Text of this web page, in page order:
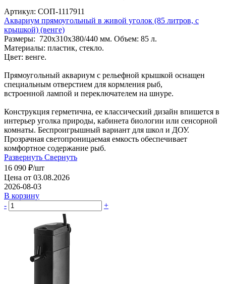
Артикул: СОП-1117911
Аквариум прямоугольный в живой уголок (85 литров, с
крышкой) (венге)
Размеры: 720х310х380/440 мм. Объем: 85 л.
Материалы: пластик, стекло.
Цвет: венге.
Прямоугольный аквариум с рельефной крышкой оснащен
специальным отверстием для кормления рыб,
встроенной лампой и переключателем на шнуре.
Конструкция герметична, ее классический дизайн впишется в
интерьер уголка природы, кабинета биологии или сенсорной
комнаты. Беспроигрышный вариант для школ и ДОУ.
Прозрачная светопроницаемая емкость обеспечивает
комфортное содержание рыб.
Развернуть Свернуть
16 090 ₽/шт
Цена от 03.08.2026
2026-08-03
В корзину
-
+